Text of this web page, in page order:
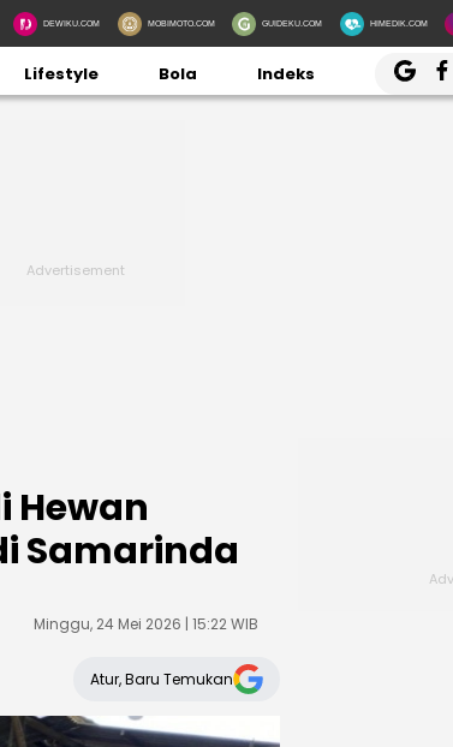
DEWIKU.COM MOBIMOTO.COM GUIDEKU.COM HIMEDIK.COM
Lifestyle Bola Indeks
Hewan
Samarinda
Minggu, 24 Mei 2026 | 15:22 WIB
Atur, Baru Temukan